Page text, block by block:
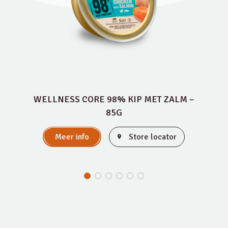
WELLNESS CORE 98% KIP MET ZALM –
85G
Meer info Store locator